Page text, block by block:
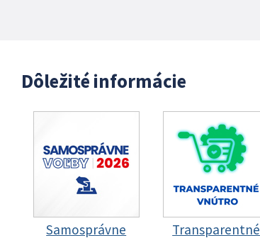
Dôležité informácie
Samosprávne
Transparentné